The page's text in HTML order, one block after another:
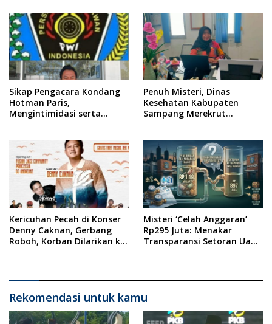
Republik Indonesia
Sikap Pengacara Kondang
Hotman Paris,
Mengintimidasi serta
Sampang Angkat Bicara
Penuh Misteri, Dinas
Kesehatan Kabupaten
Sampang Merekrut
Kericuhan Pecah di Konser
Denny Caknan, Gerbang
Roboh, Korban Dilarikan ke
Misteri ‘Celah Anggaran’
Rp295 Juta: Menakar
Transparansi Setoran Uang
Rekomendasi untuk kamu